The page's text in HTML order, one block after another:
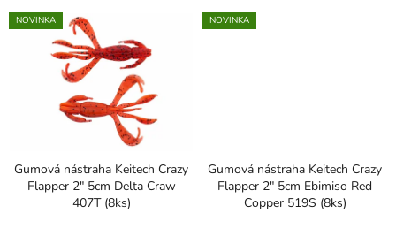
NOVINKA
Gumová nástraha Keitech Crazy
Flapper 2" 5cm Delta Craw
407T (8ks)
NOVINKA
Gumová nástraha Keitech Crazy
Flapper 2" 5cm Ebimiso Red
Copper 519S (8ks)